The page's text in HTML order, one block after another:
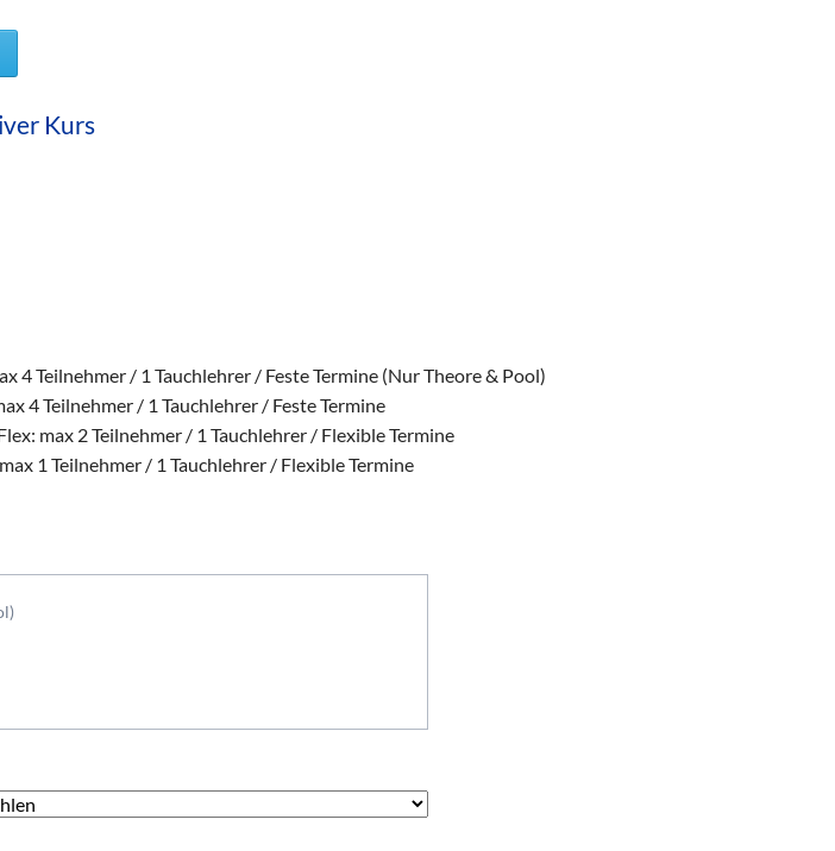
Kurs
4 Teilnehmer / 1 Tauchlehrer / Feste Termine (Nur Theore & Pool)
4 Teilnehmer / 1 Tauchlehrer / Feste Termine
max 2 Teilnehmer / 1 Tauchlehrer / Flexible Termine
1 Teilnehmer / 1 Tauchlehrer / Flexible Termine